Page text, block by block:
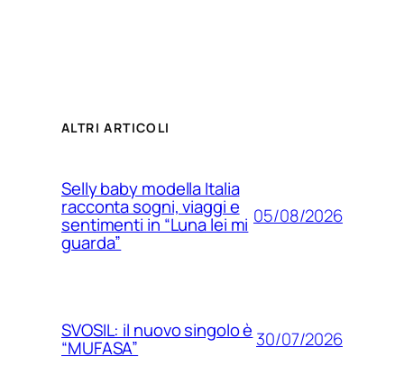
ALTRI ARTICOLI
Selly baby modella Italia
racconta sogni, viaggi e
sentimenti in “Luna lei mi
guarda”
05/08/2026
SVOSIL: il nuovo singolo è
“MUFASA” 30/07/2026